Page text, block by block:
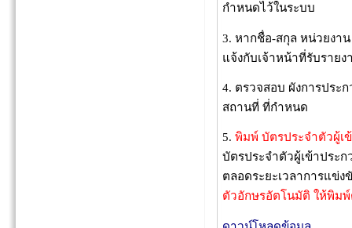
กำหนดไว้ในระบบ
3. หากชื่อ-สกุล หน่วยงา
แจ้งกับเจ้าหน้าที่รับราย
4. ตรวจสอบ ผังการประ
สถานที่ ที่กำหนด
5. พิมพ์ บัตรประจำตัวผู้เ
บัตรประจำตัวผู้เข้าประ
ตลอดระยะเวลาการแข่ง
ตัวอักษรอัตโนมัติ ให้พิม